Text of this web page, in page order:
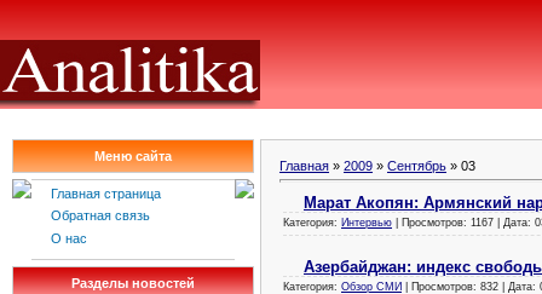
Меню сайта
Главная страница
Обратная связь
О нас
Разделы новостей
Главная » 2009 » Сентябрь » 03
Марат Акопян: Армянский
Категория: Интервью | Просмотров: 1167 | Дата:
Азербайджан: индекс
Категория: Обзор СМИ | Просмотров: 832 | Дата: